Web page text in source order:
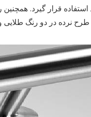
قرار گیرد. همچنین
در دو رنگ طلایی و نقره ای و